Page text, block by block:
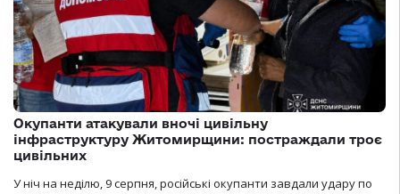
Окупанти атакували вночі цивільну
інфраструктуру Житомирщини: постраждали троє
цивільних
У ніч на неділю, 9 серпня, російські окупанти завдали удару по